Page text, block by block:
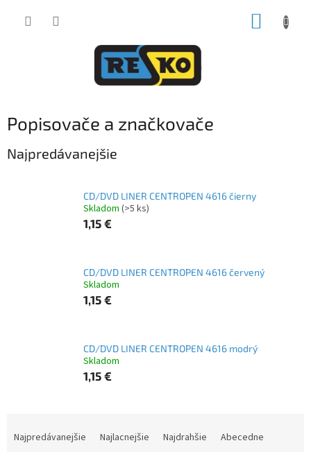
Popisovače a značkovače
Najpredávanejšie
CD/DVD LINER CENTROPEN 4616 čierny
Skladom (>5 ks)
1,15 €
CD/DVD LINER CENTROPEN 4616 červený
Skladom
1,15 €
CD/DVD LINER CENTROPEN 4616 modrý
Skladom
1,15 €
Najpredávanejšie Najlacnejšie Najdrahšie Abecedne